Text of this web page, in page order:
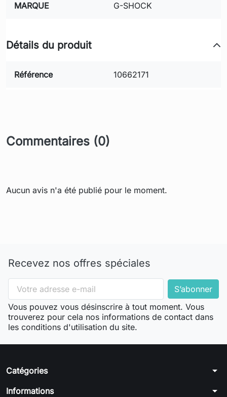
MARQUE G-SHOCK
Détails du produit
Référence 10662171
Commentaires (0)
Aucun avis n'a été publié pour le moment.
Recevez nos offres spéciales
Vous pouvez vous désinscrire à tout moment. Vous
trouverez pour cela nos informations de contact dans
les conditions d'utilisation du site.
Catégories arrow_drop_down
Informations arrow_drop_down